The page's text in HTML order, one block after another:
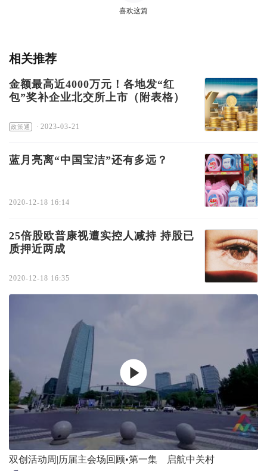
喜欢这篇
相关推荐
金额最高近4000万元！各地发“红
包”奖补企业北交所上市（附表格）
政策通 · 2023-03-21
蓝月亮离“中国宝洁”还有多远？
2020-12-18 16:14
25倍股欧普康视遭实控人减持 持股已
质押近两成
2020-12-18 16:35
双创活动周|历届主会场回顾•第一集 启航中关村